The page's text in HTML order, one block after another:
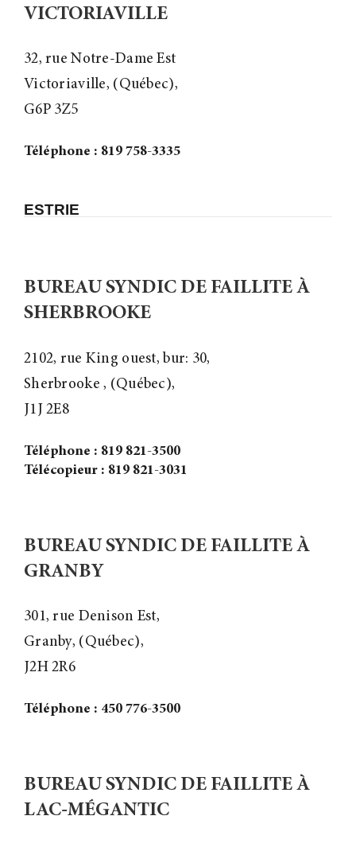
VICTORIAVILLE
32, rue Notre-Dame Est
Victoriaville, (Québec),
G6P 3Z5
Téléphone : 819 758-3335
ESTRIE
BUREAU SYNDIC DE FAILLITE À
SHERBROOKE
2102, rue King ouest, bur: 30,
Sherbrooke , (Québec),
J1J 2E8
Téléphone : 819 821-3500
Télécopieur : 819 821-3031
BUREAU SYNDIC DE FAILLITE À
GRANBY
301, rue Denison Est,
Granby, (Québec),
J2H 2R6
Téléphone : 450 776-3500
BUREAU SYNDIC DE FAILLITE À
LAC-MÉGANTIC